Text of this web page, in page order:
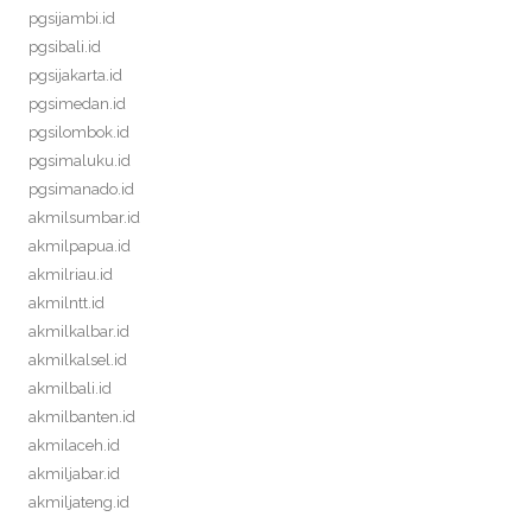
pgsijambi.id
pgsibali.id
pgsijakarta.id
pgsimedan.id
pgsilombok.id
pgsimaluku.id
pgsimanado.id
akmilsumbar.id
akmilpapua.id
akmilriau.id
akmilntt.id
akmilkalbar.id
akmilkalsel.id
akmilbali.id
akmilbanten.id
akmilaceh.id
akmiljabar.id
akmiljateng.id